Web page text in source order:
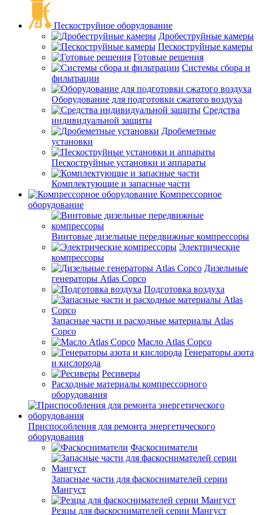
Пескоструйное оборудование
Дробеструйные камеры
Пескоструйные камеры
Готовые решения
Системы сбора и
фильтрации
Оборудование для подготовки сжатого воздуха
Средства
индивидуальной защиты
Дробеметные
установки
Пескоструйные установки и аппараты
Комплектующие и запасные части
Компрессорное
оборудование
Винтовые дизельные передвижные компрессоры
Электрические
компрессоры
Дизельные
генераторы Atlas Copco
Подготовка воздуха
Запасные части и расходные материалы Atlas
Copco
Масло Atlas Copco
Генераторы азота
и кислорода
Ресиверы
Расходные материалы компрессорного
оборудования
Приспособления для ремонта энергетического
оборудования
Фаскосниматели
Запасные части для фаскоснимателей серии
Мангуст
Резцы для фаскоснимателей серии Мангуст